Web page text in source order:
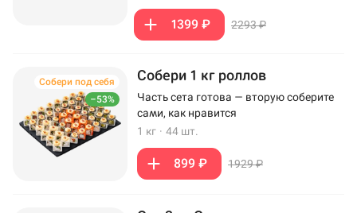
1399 ₽ 2293 ₽
–53%
Собери под себя Собери 1 кг роллов
Часть сета готова — вторую соберите
сами, как нравится
1 кг · 44 шт.
899 ₽ 1929 ₽